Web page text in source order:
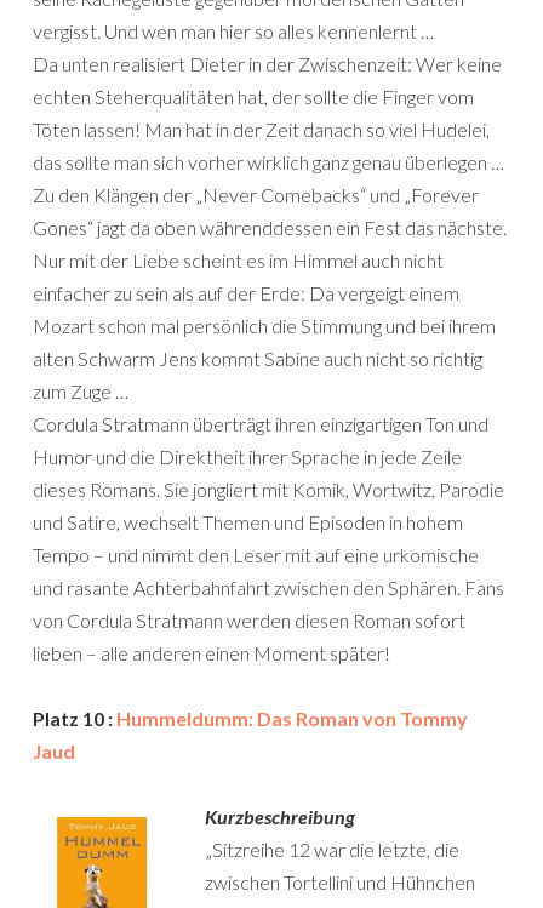
vergisst. Und wen man hier so alles kennenlernt …
Da unten realisiert Dieter in der Zwischenzeit: Wer keine
echten Steherqualitäten hat, der sollte die Finger vom
Töten lassen! Man hat in der Zeit danach so viel Hudelei,
das sollte man sich vorher wirklich ganz genau überlegen …
Zu den Klängen der „Never Comebacks“ und „Forever
Gones“ jagt da oben währenddessen ein Fest das nächste.
Nur mit der Liebe scheint es im Himmel auch nicht
einfacher zu sein als auf der Erde: Da vergeigt einem
Mozart schon mal persönlich die Stimmung und bei ihrem
alten Schwarm Jens kommt Sabine auch nicht so richtig
zum Zuge …
Cordula Stratmann überträgt ihren einzigartigen Ton und
Humor und die Direktheit ihrer Sprache in jede Zeile
dieses Romans. Sie jongliert mit Komik, Wortwitz, Parodie
und Satire, wechselt Themen und Episoden in hohem
Tempo – und nimmt den Leser mit auf eine urkomische
und rasante Achterbahnfahrt zwischen den Sphären. Fans
von Cordula Stratmann werden diesen Roman sofort
lieben – alle anderen einen Moment später!
Platz 10 : Hummeldumm: Das Roman von Tommy
Jaud
Kurzbeschreibung
„Sitzreihe 12 war die letzte, die
zwischen Tortellini und Hühnchen